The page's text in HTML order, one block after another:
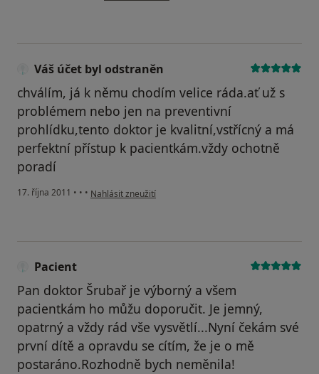
Váš účet byl odstraněn
chválím, já k němu chodím velice ráda.ať už s
problémem nebo jen na preventivní
prohlídku,tento doktor je kvalitní,vstřícný a má
perfektní přístup k pacientkám.vždy ochotně
poradí
17. října 2011 • • • podle názoru uživatele Váš účet byl odstraněn
Nahlásit zneužití
Pacient
Pan doktor Šrubař je výborný a všem
pacientkám ho můžu doporučit. Je jemný,
opatrný a vždy rád vše vysvětlí...Nyní čekám své
první dítě a opravdu se cítím, že je o mě
postaráno.Rozhodně bych neměnila!